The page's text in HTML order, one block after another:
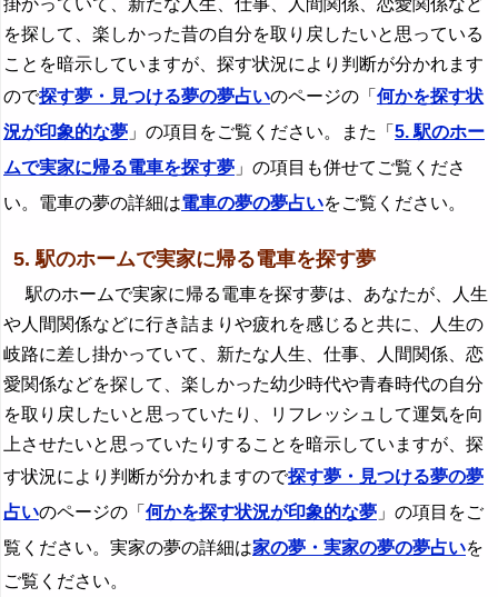
掛かっていて、新たな人生、仕事、人間関係、恋愛関係など
を探して、楽しかった昔の自分を取り戻したいと思っている
ことを暗示していますが、探す状況により判断が分かれます
ので探す夢・見つける夢の夢占いのページの「 何かを探す状
況が印象的な夢 」の項目をご覧ください。また「 5. 駅のホー
ムで実家に帰る電車を探す夢 」の項目も併せてご覧くださ
い。電車の夢の詳細は電車の夢の夢占いをご覧ください。
5. 駅のホームで実家に帰る電車を探す夢
駅のホームで実家に帰る電車を探す夢は、あなたが、人生
や人間関係などに行き詰まりや疲れを感じると共に、人生の
岐路に差し掛かっていて、新たな人生、仕事、人間関係、恋
愛関係などを探して、楽しかった幼少時代や青春時代の自分
を取り戻したいと思っていたり、リフレッシュして運気を向
上させたいと思っていたりすることを暗示していますが、探
す状況により判断が分かれますので探す夢・見つける夢の夢
占いのページの「 何かを探す状況が印象的な夢 」の項目をご
覧ください。実家の夢の詳細は家の夢・実家の夢の夢占いを
ご覧ください。